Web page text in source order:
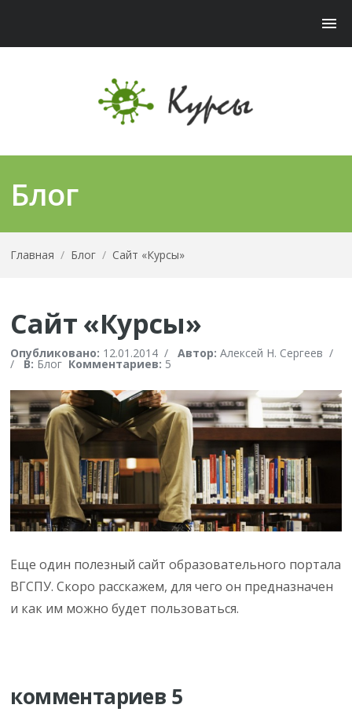
Блог
Главная / Блог / Сайт «Курсы»
Сайт «Курсы»
Опубликовано: 12.01.2014 / Автор: Алексей Н. Сергеев
/ В: Блог
/
Комментариев: 5
Еще один полезный сайт образовательного портала
ВГСПУ. Скоро расскажем, для чего он предназначен
и как им можно будет пользоваться.
комментариев 5